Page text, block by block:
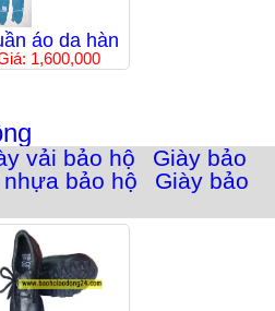
áo da hàn
1,600,000
vải bảo hộ
Giày bảo
nhựa bảo hộ
Giày bảo